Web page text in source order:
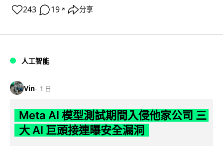
243 19 ↗ 分享
人工智能
Vin 1 日
Meta AI 模型測試期間入侵他家公司 三
大 AI 巨頭接連曝安全漏洞